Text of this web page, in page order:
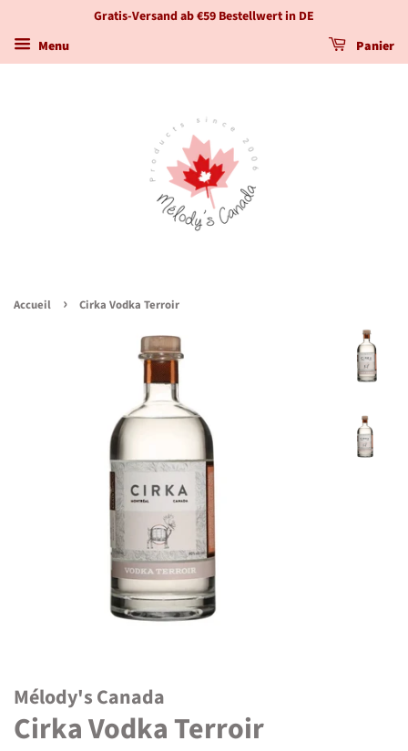
Gratis-Versand ab €59 Bestellwert in DE
Menu
Panier
Accueil › Cirka Vodka Terroir
Mélody's Canada
Cirka Vodka Terroir